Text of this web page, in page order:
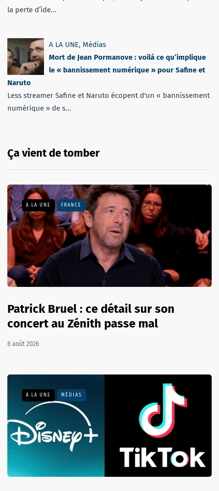
la perte d’ide...
A LA UNE, Médias
Mort de Jean Pormanove : voilà ce qu’implique
le « bannissement numérique » pour Safine et
Naruto
Less streamer Safine et Naruto écopent d'un « bannissement
numérique » de s...
Ça vient de tomber
A LA UNE FRANCE
Patrick Bruel : ce détail sur son
concert au Zénith passe mal
6 août 2026
A LA UNE MÉDIAS